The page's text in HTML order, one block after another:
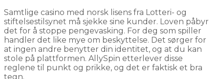
Samtlige casino med norsk lisens fra Lotteri- og
stiftelsestilsynet må sjekke sine kunder. Loven påbyr
det for å stoppe pengevasking. For deg som spiller
handler det like mye om beskyttelse. Det sørger for
at ingen andre benytter din identitet, og at du kan
stole på plattformen. AllySpin etterlever disse
reglene til punkt og prikke, og det er faktisk et bra
tegn.